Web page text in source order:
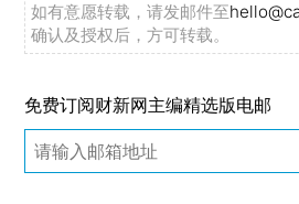
如有意愿转载，请发邮件至
确认及授权后，方可转载。
免费订阅财新网主编精选版电邮